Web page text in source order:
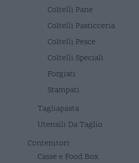
Coltelli Pane
Coltelli Pasticceria
Coltelli Pesce
Coltelli Speciali
Forgiati
Stampati
Tagliapasta
Utensili Da Taglio
Contenitori
Casse e Food Box